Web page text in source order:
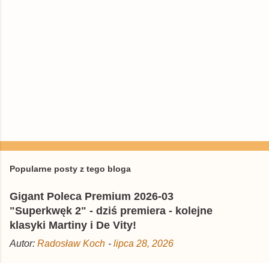
e
i
j
o
m
e
Popularne posty z tego bloga
Gigant Poleca Premium 2026-03
"Superkwęk 2" - dziś premiera - kolejne
klasyki Martiny i De Vity!
Autor: Radosław Koch - lipca 28, 2026